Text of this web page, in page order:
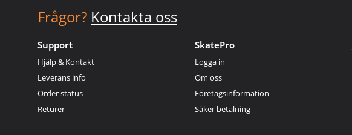
Frågor? Kontakta oss
Support
Hjälp & Kontakt
Leverans info
Order status
Returer
SkatePro
Logga in
Om oss
Företagsinformation
Säker betalning